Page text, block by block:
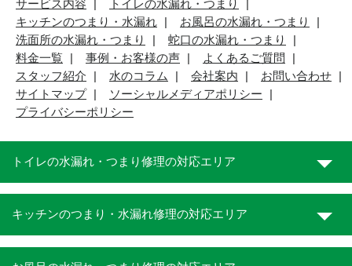
サービス内容
トイレの水漏れ・つまり
キッチンのつまり・水漏れ
お風呂の水漏れ・つまり
洗面所の水漏れ・つまり
蛇口の水漏れ・つまり
料金一覧
事例・お客様の声
よくあるご質問
スタッフ紹介
水のコラム 会社案内
お問い合わせ
サイトマップ
ソーシャルメディアポリシー
プライバシーポリシー
トイレの水漏れ・つまり修理の対応エリア
キッチンのつまり・水漏れ修理の対応エリア